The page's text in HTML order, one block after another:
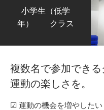
小学生（低学
年） クラス
複数名で参加でき
運動の楽しさを。
☑︎ 運動の機会を増やしたい